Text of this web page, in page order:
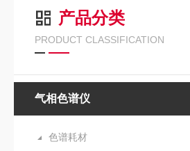
产品分类
PRODUCT CLASSIFICATION
气相色谱仪
色谱耗材